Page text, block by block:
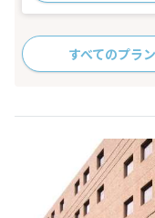
すべてのプラ